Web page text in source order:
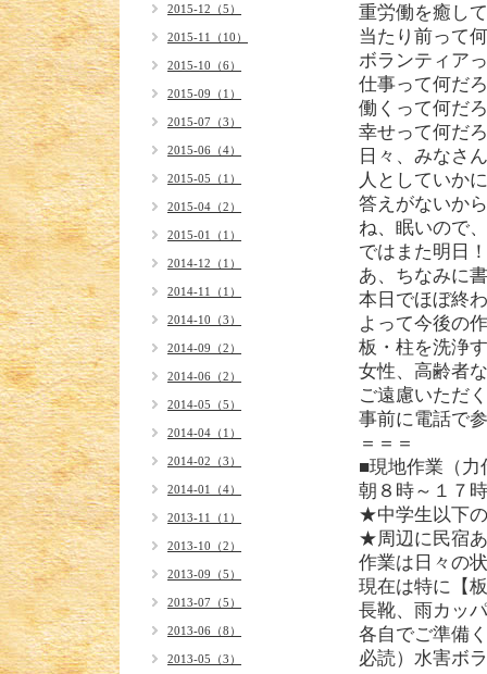
重労働を癒し
当たり前って
ボランティア
仕事って何だ
働くって何だ
幸せって何だ
日々、みなさ
人としていか
答えがないか
ね、眠いので
ではまた明日！
あ、ちなみに
本日でほぼ終
よって今後の
板・柱を洗浄
女性、高齢者
ご遠慮いただ
事前に電話で
＝＝＝
■現地作業（力
朝８時～１７
★中学生以下
★周辺に民宿
作業は日々の
現在は特に【
長靴、雨カッ
各自でご準備
必読）水害ボ
2015-12（5）
2015-11（10）
2015-10（6）
2015-09（1）
2015-07（3）
2015-06（4）
2015-05（1）
2015-04（2）
2015-01（1）
2014-12（1）
2014-11（1）
2014-10（3）
2014-09（2）
2014-06（2）
2014-05（5）
2014-04（1）
2014-02（3）
2014-01（4）
2013-11（1）
2013-10（2）
2013-09（5）
2013-07（5）
2013-06（8）
2013-05（3）